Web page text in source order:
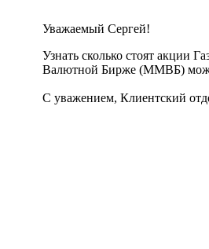
Уважаемый Сергей!
Узнать сколько стоят акции
Валютной Бирже (ММВБ)
С уважением, Клиентский